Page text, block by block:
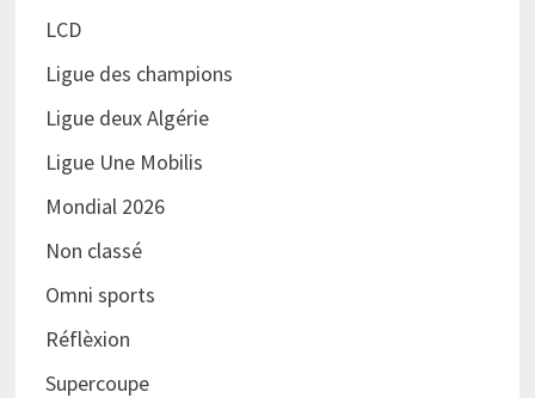
LCD
Ligue des champions
Ligue deux Algérie
Ligue Une Mobilis
Mondial 2026
Non classé
Omni sports
Réflèxion
Supercoupe